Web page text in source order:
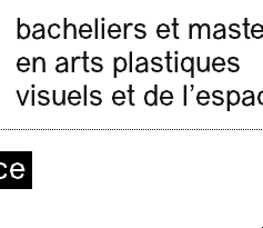
bacheliers et
en arts plastiques
visuels et de